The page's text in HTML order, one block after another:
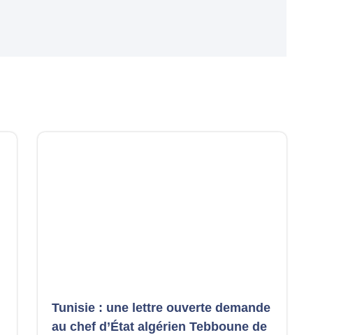
Tunisie : une lettre ouverte demande
au chef d’État algérien Tebboune de